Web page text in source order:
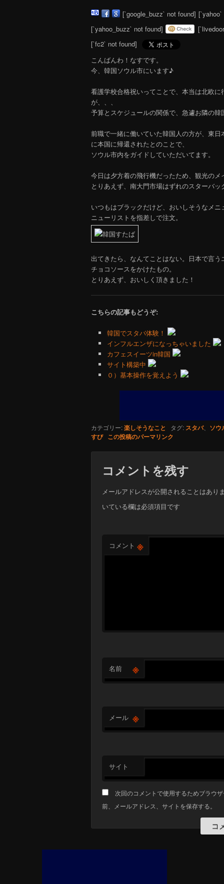
[`google_buzz` not found]
[`yahoo_buzz` not found]
[`fc2` not found]
こんばんわ！なすです。
今、韓国ソウル市にいます♪
看護学校合格祝いってことで、本当は北欧に
が、、、
予算とスケジュールの関係で、急遽お隣の韓
前職で一緒に働いていた韓国人の方が、東日
に本国に帰還されたとのことで、
ソウル市内をガイドしていただいてます。
今日は夕方着の飛行機だったため、観光のメ
とりあえず、南大門市場はずれのスターバッ
いつもはブラックだけど、おいしそうなメニ
ニューリストを指差しで注文。
出てきたら、なんてことはない。日本で言う
チョコソースをかけたもの。
とりあえず、おいしく頂きました！
こちらの記事もどうぞ:
韓国でスタバ体験！
インフルエンザになっちゃいました
カフェスイーツin韓国
サイト構築中
０）基本操作を覚えよう
カテゴリー:楽しそうなこと タグ: スタバ、 ソウ
すび この投稿のパーマリンク
コメントを残す
メールアドレスが公開されることはあり
いている欄は必須項目です
コメント ※
名前 ※
メール ※
サイト
次回のコメントで使用するためブラウ
前、メールアドレス、サイトを保存する。